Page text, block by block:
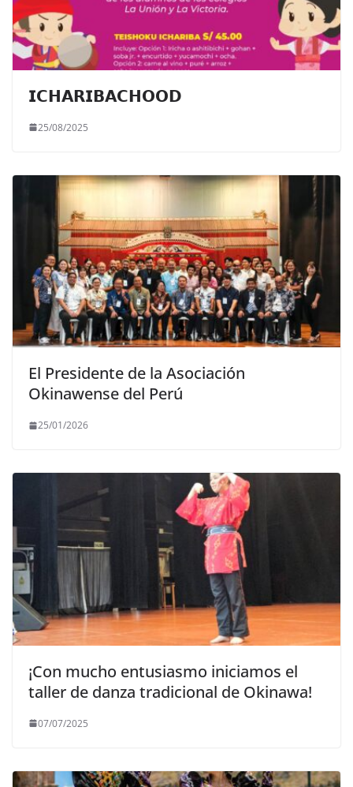
𝗜𝗖𝗛𝗔𝗥𝗜𝗕𝗔𝗖𝗛𝗢𝗢𝗗
25/08/2025
El Presidente de la Asociación
Okinawense del Perú
25/01/2026
¡Con mucho entusiasmo iniciamos el
taller de danza tradicional de Okinawa!
07/07/2025